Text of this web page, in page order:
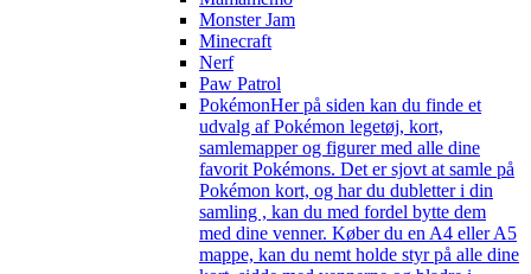
Monster Jam
Minecraft
Nerf
Paw Patrol
PokémonHer på siden kan du finde et
udvalg af Pokémon legetøj, kort,
samlemapper og figurer med alle dine
favorit Pokémons. Det er sjovt at samle på
Pokémon kort, og har du dubletter i din
samling , kan du med fordel bytte dem
med dine venner. Køber du en A4 eller A5
mappe, kan du nemt holde styr på alle dine